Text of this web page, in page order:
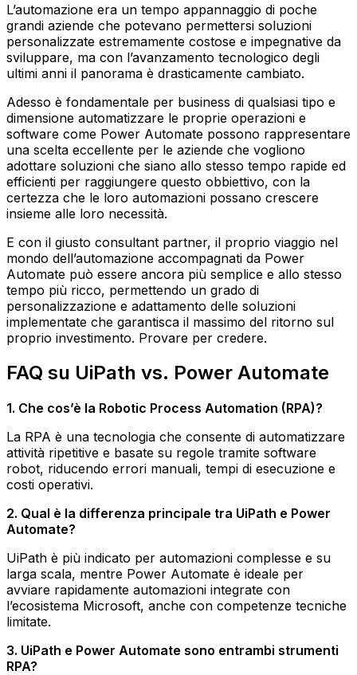
L’automazione era un tempo appannaggio di poche
grandi aziende che potevano permettersi soluzioni
personalizzate estremamente costose e impegnative da
sviluppare, ma con l’avanzamento tecnologico degli
ultimi anni il panorama è drasticamente cambiato.
Adesso è fondamentale per business di qualsiasi tipo e
dimensione automatizzare le proprie operazioni e
software come Power Automate possono rappresentare
una scelta eccellente per le aziende che vogliono
adottare soluzioni che siano allo stesso tempo rapide ed
efficienti per raggiungere questo obbiettivo, con la
certezza che le loro automazioni possano crescere
insieme alle loro necessità.
E con il giusto consultant partner, il proprio viaggio nel
mondo dell’automazione accompagnati da Power
Automate può essere ancora più semplice e allo stesso
tempo più ricco, permettendo un grado di
personalizzazione e adattamento delle soluzioni
implementate che garantisca il massimo del ritorno sul
proprio investimento. Provare per credere.
FAQ su UiPath vs. Power Automate
1. Che cos’è la Robotic Process Automation (RPA)?
La RPA è una tecnologia che consente di automatizzare
attività ripetitive e basate su regole tramite software
robot, riducendo errori manuali, tempi di esecuzione e
costi operativi.
2. Qual è la differenza principale tra UiPath e Power
Automate?
UiPath è più indicato per automazioni complesse e su
larga scala, mentre Power Automate è ideale per
avviare rapidamente automazioni integrate con
l’ecosistema Microsoft, anche con competenze tecniche
limitate.
3. UiPath e Power Automate sono entrambi strumenti
RPA?